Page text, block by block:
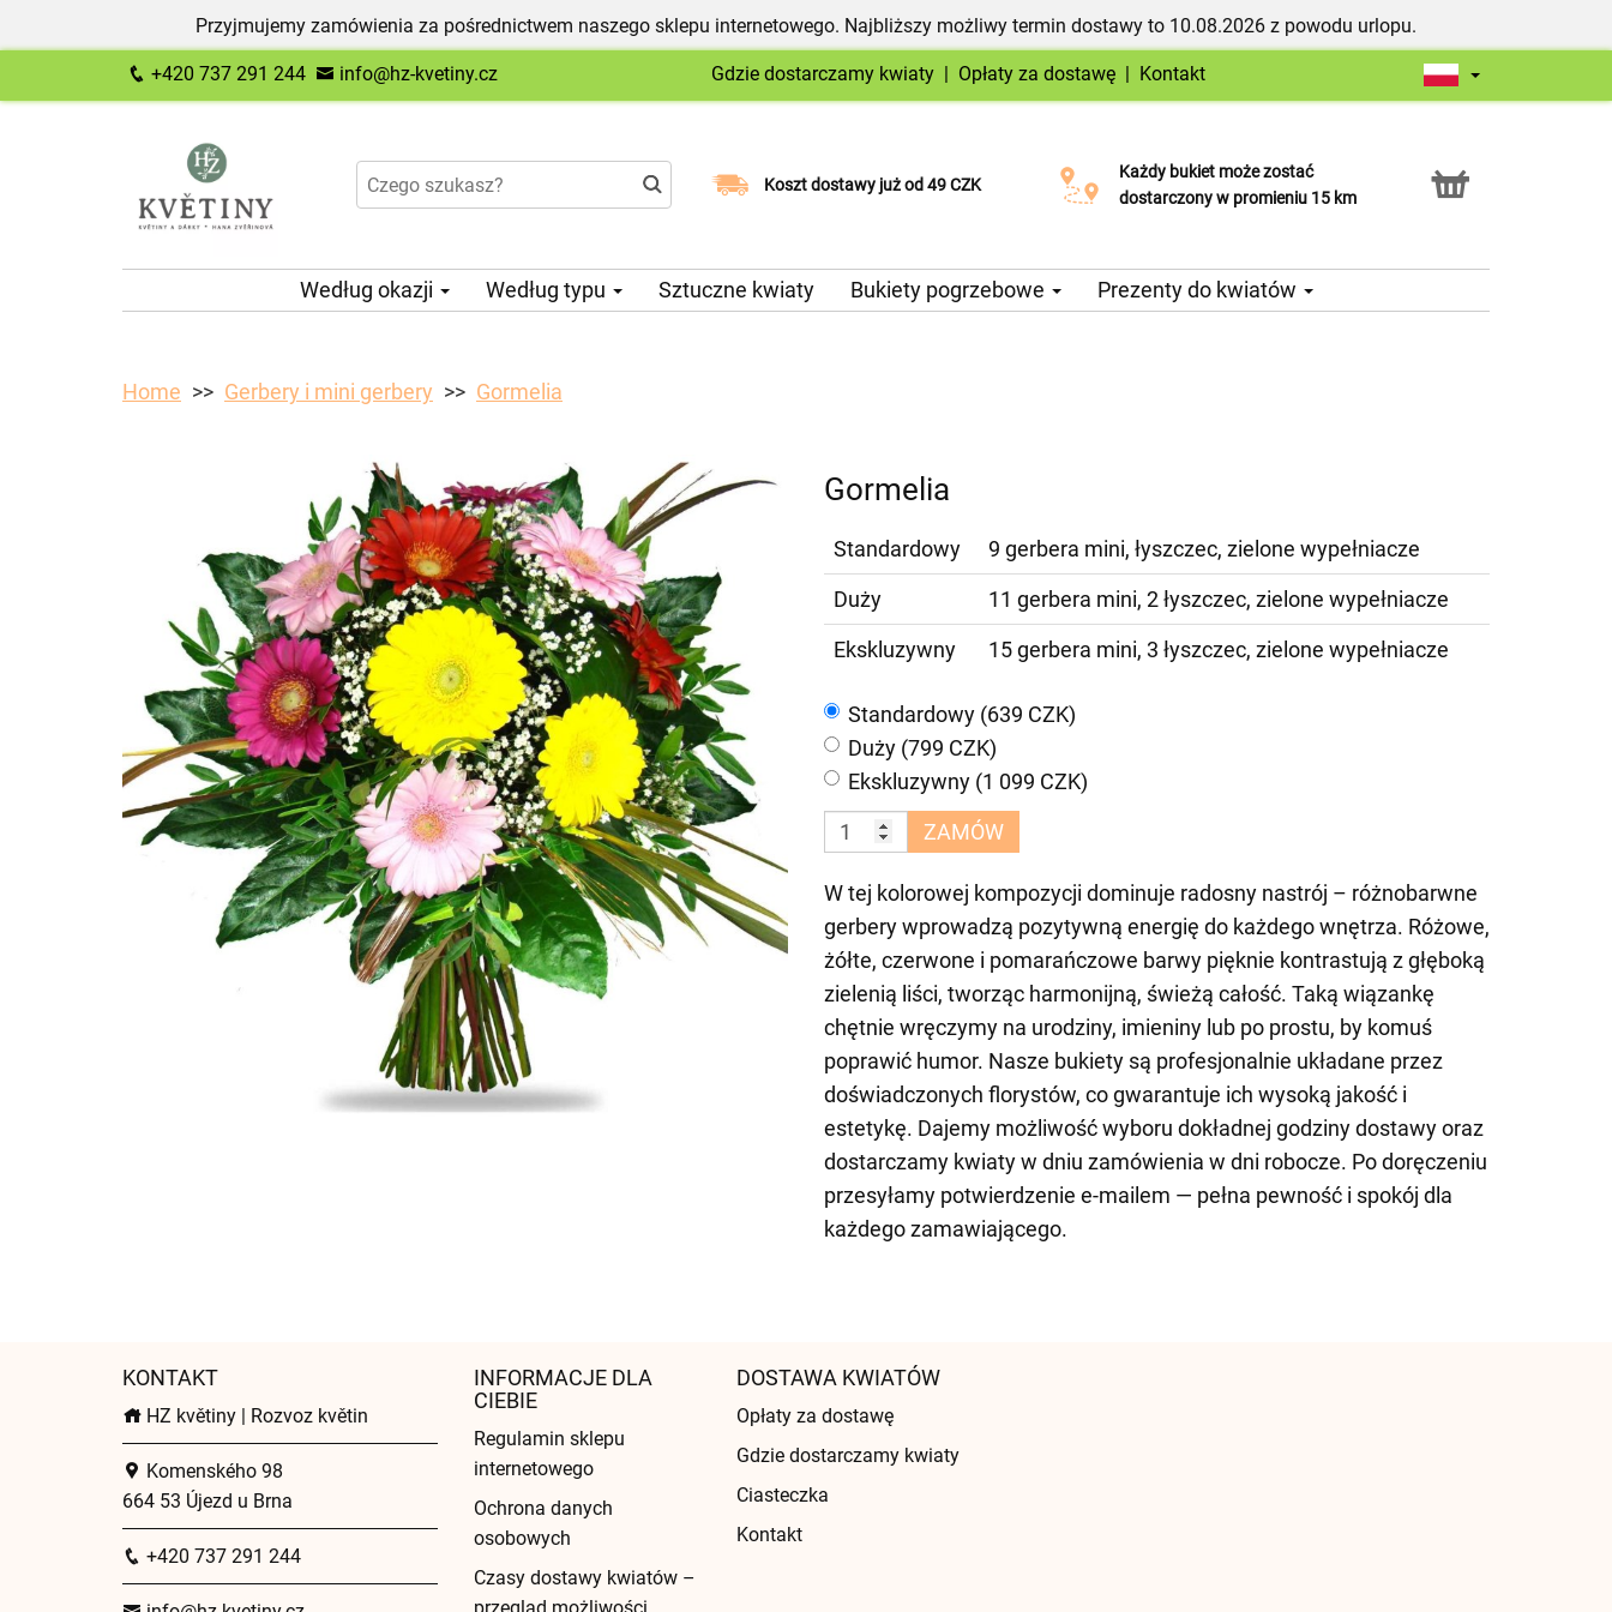
Przyjmujemy zamówienia za pośrednictwem naszego sklepu internetowego. Najbliższy możliwy termin dostawy to 10.08.2026 z powodu urlopu.
+420 737 291 244 info@hz-kvetiny.cz Gdzie dostarczamy kwiaty | Opłaty za dostawę | Kontakt
Koszt dostawy już od 49 CZK
Wybierz datę dostawy
Każdy bukiet może zostać
dostarczony w promieniu 15 km
Usługa Click & Collect
Według okazji Według typu Sztuczne kwiaty Bukiety pogrzebowe Prezenty do kwiatów
Home Gerbery i mini gerbery Gormelia
Gormelia
Standardowy
9 gerbera mini, łyszczec, zielone wypełniacze
Duży
11 gerbera mini, 2 łyszczec, zielone wypełniacze
Ekskluzywny
15 gerbera mini, 3 łyszczec, zielone wypełniacze
Standardowy (639 CZK)
Duży (799 CZK)
Ekskluzywny (1 099 CZK)
ZAMÓW
W tej kolorowej kompozycji dominuje radosny nastrój – różnobarwne
gerbery wprowadzą pozytywną energię do każdego wnętrza. Różowe,
żółte, czerwone i pomarańczowe barwy pięknie kontrastują z głęboką
zielenią liści, tworząc harmonijną, świeżą całość. Taką wiązankę
chętnie wręczymy na urodziny, imieniny lub po prostu, by komuś
poprawić humor. Nasze bukiety są profesjonalnie układane przez
doświadczonych florystów, co gwarantuje ich wysoką jakość i
estetykę. Dajemy możliwość wyboru dokładnej godziny dostawy oraz
dostarczamy kwiaty w dniu zamówienia w dni robocze. Po doręczeniu
przesyłamy potwierdzenie e-mailem — pełna pewność i spokój dla
każdego zamawiającego.
KONTAKT
HZ květiny | Rozvoz květin
Komenského 98
664 53 Újezd u Brna
+420 737 291 244
INFORMACJE DLA
CIEBIE
Regulamin sklepu
internetowego
Ochrona danych
osobowych
Czasy dostawy kwiatów –
DOSTAWA KWIATÓW
Opłaty za dostawę
Gdzie dostarczamy kwiaty
Ciasteczka
Kontakt